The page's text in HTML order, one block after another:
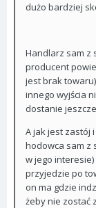
dużo bardziej
Handlarz sam z
producent
jest brak
innego wyjścia
dostanie
A jak jest zastój
hodowca sam z
w jego
przyjedzie po
on ma gdzie
żeby nie zostać